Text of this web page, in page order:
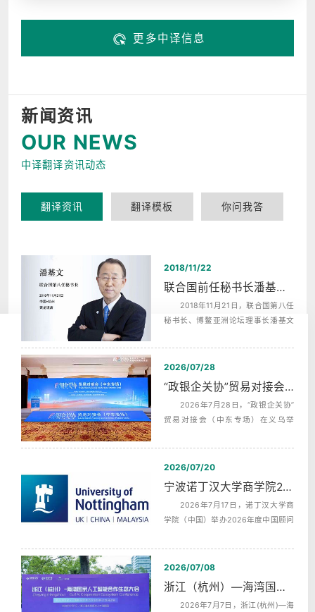
更多中译信息
新闻资讯
OUR NEWS
中译翻译资讯动态
翻译资讯 翻译模板 你问我答
2018/11/22
联合国前任秘书长潘基文西湖和平之夜同声传译翻译
2018年11月21日，联合国第八任
秘书长、博鳌亚洲论坛理事长潘基文
夫...
2026/07/28
“政银企关协”贸易对接会（中东专场）中英文同声传译翻译
2026年7月28日，“政银企关协”
贸易对接会（中东专场）在义乌举
动提供...
2026/07/20
宁波诺丁汉大学商学院2026年度中国顾问委员会第二次会议同声传译
2026年7月17日，诺丁汉大学商
学院（中国）举办2026年度中国顾问
为上午...
2026/07/08
浙江（杭州）—海湾国家人工智能合作生态发布会AI机器英语同传
2026年7月7日，浙江(杭州)—海